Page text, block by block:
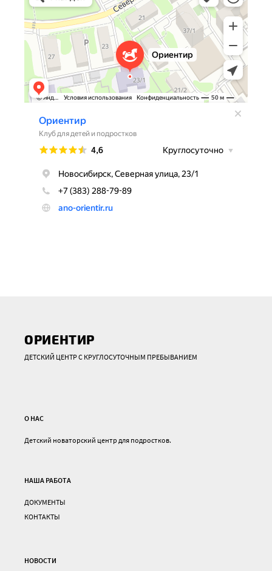
ОРИЕНТИР
ДЕТСКИЙ ЦЕНТР С КРУГЛОСУТОЧНЫМ ПРЕБЫВАНИЕМ
О НАС
Детский новаторский центр для подростков.
НАША РАБОТА
ДОКУМЕНТЫ
КОНТАКТЫ
НОВОСТИ